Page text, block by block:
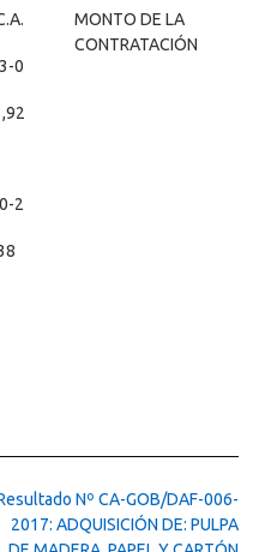
0
MONTO DE LA
CONTRATACIÓN
2
Nº CA-GOB/DAF-006-
2017: ADQUISICIÓN DE: PULPA